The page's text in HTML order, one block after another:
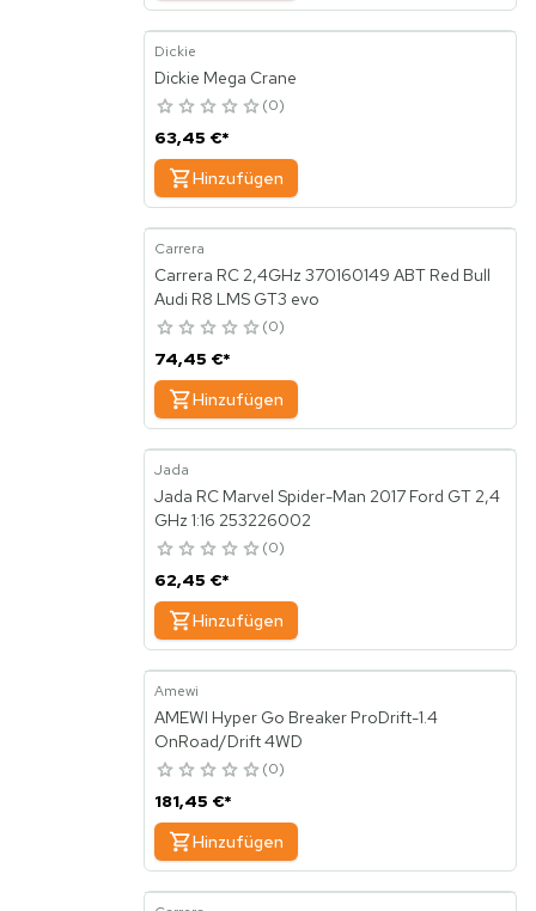
Dickie
Dickie Mega Crane
0
63,45 €*
Hinzufügen
Carrera
Carrera RC 2,4GHz 370160149 ABT Red Bull
Audi R8 LMS GT3 evo
0
74,45 €*
Hinzufügen
Jada
Jada RC Marvel Spider-Man 2017 Ford GT 2,4
GHz 1:16 253226002
0
62,45 €*
Hinzufügen
Amewi
AMEWI Hyper Go Breaker ProDrift-1.4
OnRoad/Drift 4WD
0
181,45 €*
Hinzufügen